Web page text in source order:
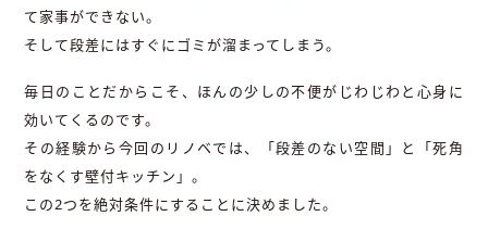
て家事ができない。
そして段差にはすぐにゴミが溜まってしまう。
毎日のことだからこそ、ほんの少しの不便がじわじわと心身に
効いてくるのです。
その経験から今回のリノベでは、「段差のない空間」と「死角
をなくす壁付キッチン」。
この2つを絶対条件にすることに決めました。